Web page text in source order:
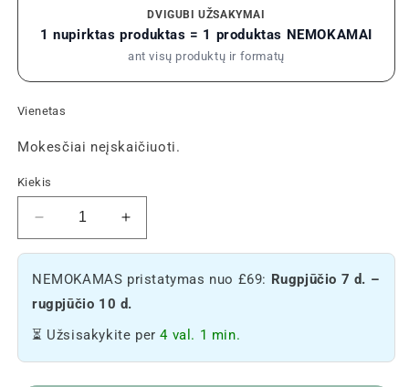
DVIGUBI UŽSAKYMAI
1 nupirktas produktas = 1 produktas NEMOKAMAI
ant visų produktų ir formatų
Vienetas
Mokesčiai neįskaičiuoti.
Kiekis
Sumažinkite
CBD
Pack
kiekį
Padidinkite
CBD
Pack
kiekį
NEMOKAMAS pristatymas nuo £69: Rugpjūčio 7 d. –
rugpjūčio 10 d.
⏳ Užsisakykite per4 val. 1 min.